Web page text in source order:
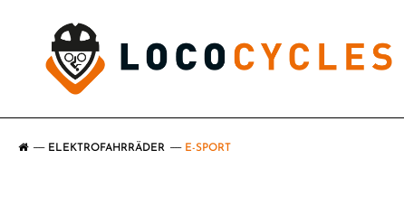
ELEKTROFAHRRÄDER E-SPORT